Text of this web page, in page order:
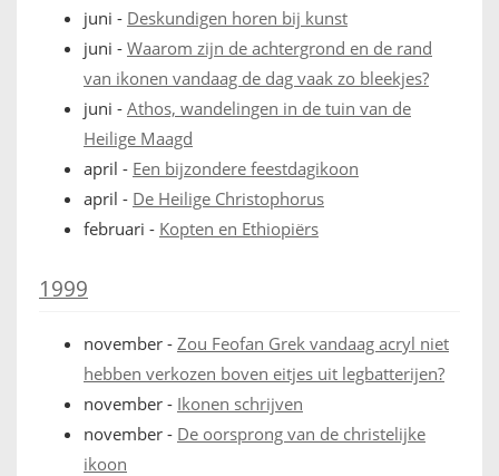
juni - Deskundigen horen bij kunst
juni - Waarom zijn de achtergrond en de rand
van ikonen vandaag de dag vaak zo bleekjes?
juni - Athos, wandelingen in de tuin van de
Heilige Maagd
april - Een bijzondere feestdagikoon
april - De Heilige Christophorus
februari - Kopten en Ethiopiërs
1999
november - Zou Feofan Grek vandaag acryl niet
hebben verkozen boven eitjes uit legbatterijen?
november - Ikonen schrijven
november - De oorsprong van de christelijke
ikoon